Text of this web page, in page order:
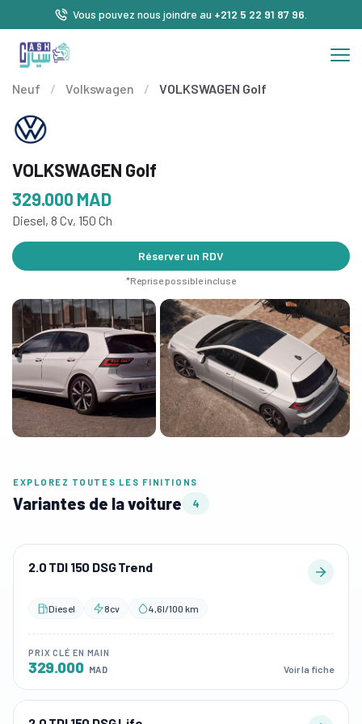
Vous pouvez nous joindre au +212 5 22 91 87 96
Neuf / Volkswagen / VOLKSWAGEN Golf
VOLKSWAGEN Golf
329.000MAD
Diesel, 8 Cv, 150 Ch
Réserver un RDV
*Reprise possible incluse
EXPLOREZ TOUTES LES FINITIONS
Variantes de la voiture 4
2.0 TDI 150 DSG Trend
Diesel 8cv 4,6l/100 km
PRIX CLÉ EN MAIN
329.000 MAD Voir la fiche